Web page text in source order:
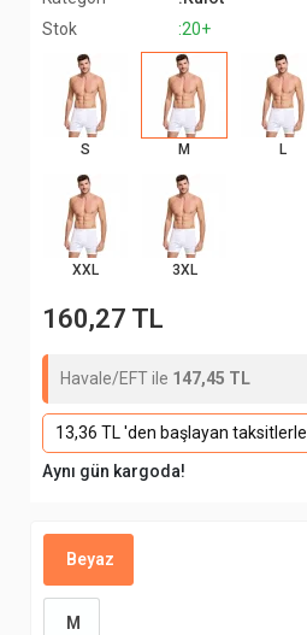
Stok
:20+
S M L
XXL 3XL
160,27 TL
Havale/EFT ile 147,45 TL
13,36 TL 'den başlayan taksitlerle
Aynı gün kargoda!
Beyaz
M